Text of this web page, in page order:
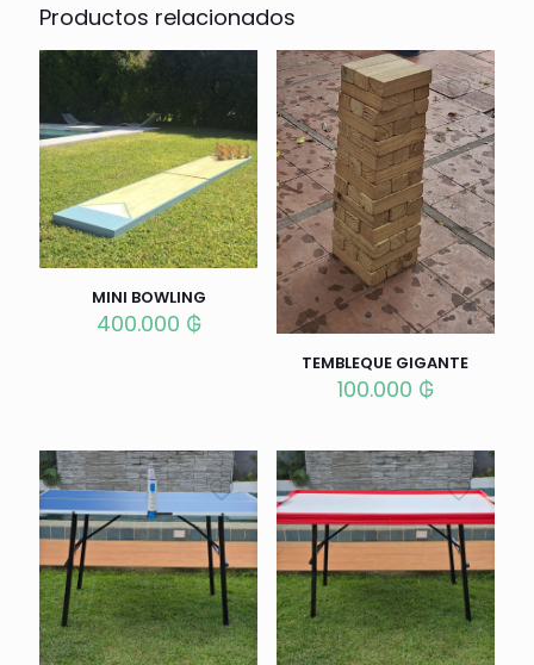
Productos relacionados
MINI BOWLING
400.000 ₲
TEMBLEQUE GIGANTE
100.000 ₲